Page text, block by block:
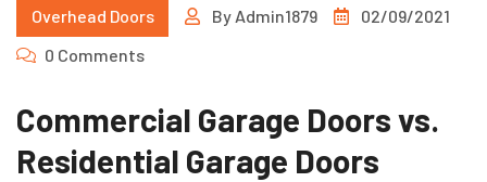
Overhead Doors By Admin1879
02/09/2021
0 Comments
Commercial Garage Doors vs.
Residential Garage Doors